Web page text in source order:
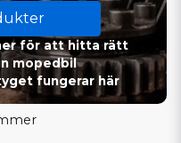
för att hitta rätt
mopedbil
fungerar här